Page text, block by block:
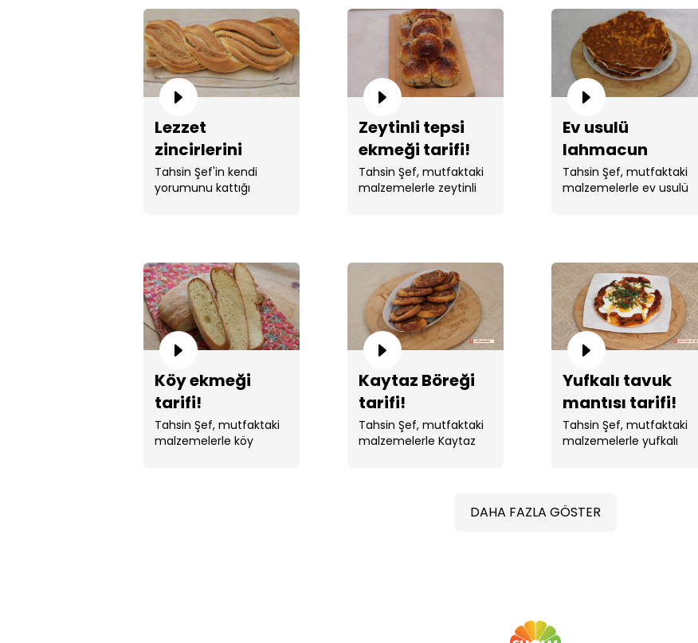
Lezzet
zincirlerini
kıracak bir tarif:
tahinli örgü
Tahsin Şef'in kendi
yorumunu kattığı
Zeytinli tepsi
ekmeği tarifi!
Tahsin Şef, mutfaktaki
malzemelerle zeytinli
Ev usulü
lahmacun
tarifi!
Tahsin Şef, mutfaktaki
malzemelerle ev usulü
Köy ekmeği
tarifi!
Tahsin Şef, mutfaktaki
malzemelerle köy
Kaytaz Böreği
tarifi!
Tahsin Şef, mutfaktaki
malzemelerle Kaytaz
Yufkalı tavuk
mantısı tarifi!
Tahsin Şef, mutfaktaki
malzemelerle yufkalı
DAHA FAZLA GÖSTER